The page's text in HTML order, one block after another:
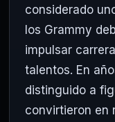
considerado
los Grammy
impulsar
talentos. En
distinguido a
convirtieron en